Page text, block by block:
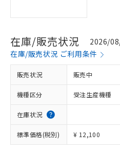
在庫/販売状況
2026/
在庫/販売状況 ご利用条件
販売状況 販売中
機種区分 受注生産機種
在庫状況
標準価格(税別) ¥ 12,100